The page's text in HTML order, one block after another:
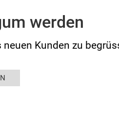
werden
neuen Kunden zu